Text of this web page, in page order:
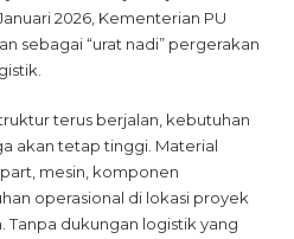
2026, Kementerian PU
sebagai “urat nadi” pergerakan
terus berjalan, kebutuhan
akan tetap tinggi. Material
mesin, komponen
operasional di lokasi proyek
Tanpa dukungan logistik yang